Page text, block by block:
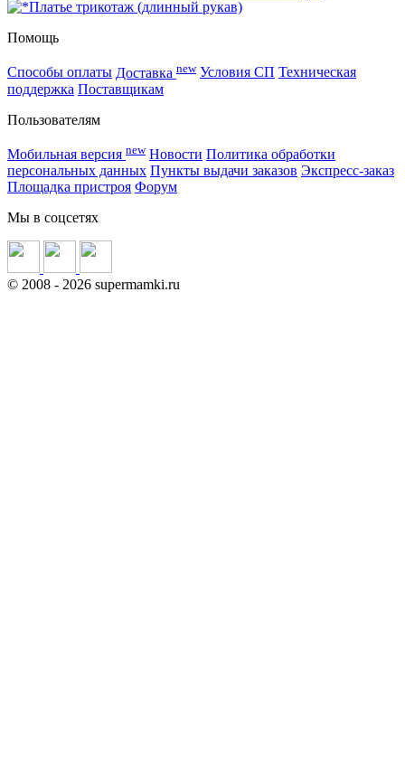
Помощь
Способы оплаты Доставка new Условия СП Техническая
поддержка Поставщикам
Пользователям
Мобильная версия new Новости Политика обработки
персональных данных Пункты выдачи заказов Экспресс-заказ
Площадка пристроя Форум
Мы в соцсетях
© 2008 - 2026 supermamki.ru